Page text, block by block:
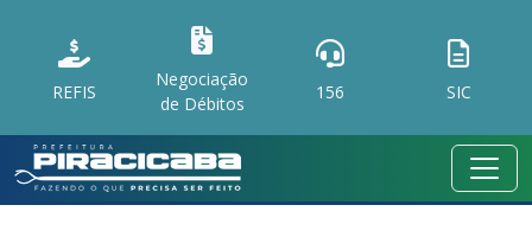
REFIS
Negociação
de Débitos
156 SIC